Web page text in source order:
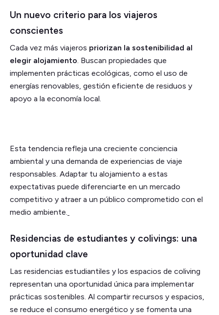
Un nuevo criterio para los viajeros
conscientes
Cada vez más viajeros priorizan la sostenibilidad al
elegir alojamiento. Buscan propiedades que
implementen prácticas ecológicas, como el uso de
energías renovables, gestión eficiente de residuos y
apoyo a la economía local.
Esta tendencia refleja una creciente conciencia
ambiental y una demanda de experiencias de viaje
responsables. Adaptar tu alojamiento a estas
expectativas puede diferenciarte en un mercado
competitivo y atraer a un público comprometido con el
medio ambiente.
Residencias de estudiantes y colivings: una
oportunidad clave
Las residencias estudiantiles y los espacios de coliving
representan una oportunidad única para implementar
prácticas sostenibles. Al compartir recursos y espacios,
se reduce el consumo energético y se fomenta una